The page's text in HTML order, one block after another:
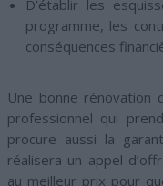
D’établir les
programme, les
conséquences
Une bonne rénovation
professionnel qui
procure aussi la
réalisera un appel
au meilleur prix pour